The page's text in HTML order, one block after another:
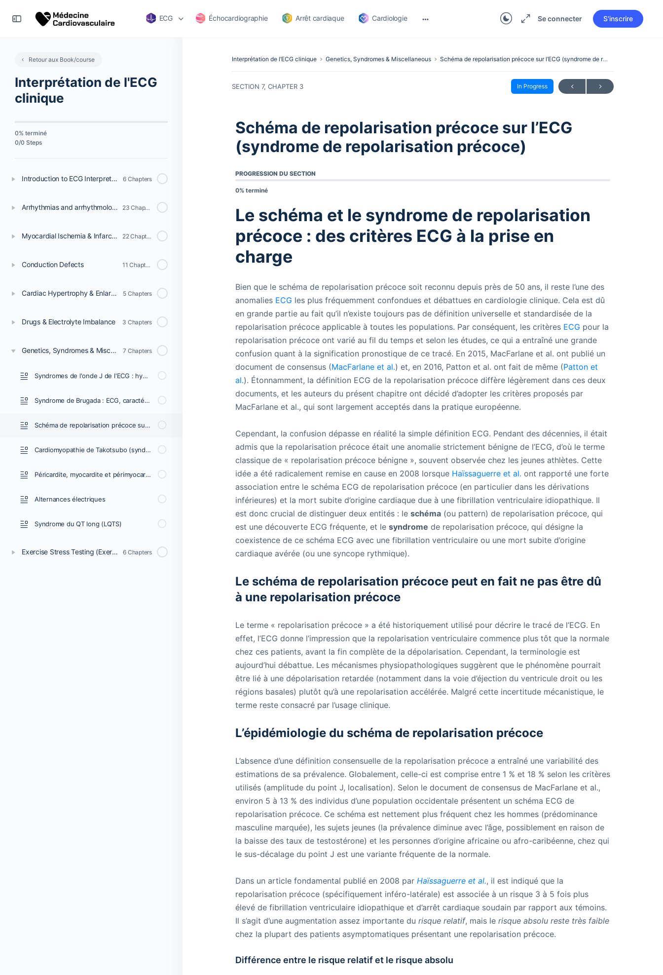
ECG Échocardiographie Arrêt cardiaque Cardiologie Se connecter S'inscrire
Retour aux Book/course
Interprétation de l'ECG
clinique
0% terminé
0/0 Steps
Introduction to ECG Interpretation 6 Chapters
Arrhythmias and arrhythmology 23 Chapters
Myocardial Ischemia & Infarction 22 Chapters
Conduction Defects 11 Chapters
Cardiac Hypertrophy & Enlargement 5 Chapters
Drugs & Electrolyte Imbalance 3 Chapters
Genetics, Syndromes & Miscellaneous 7 Chapters
Syndromes de l'onde J de l'ECG : hypothermie, repolarisation précoce, hypercalcémie et syndrome de Brugada
Syndrome de Brugada : ECG, caractéristiques cliniques et prise en charge
Schéma de repolarisation précoce sur l'ECG (syndrome de repolarisation précoce)
Cardiomyopathie de Takotsubo (syndrome du cœur brisé, cardiomyopathie induite par le stress)
Péricardite, myocardite et périmyocardite : ECG, critères et traitement
Alternances électriques
Syndrome du QT long (LQTS)
Exercise Stress Testing (Exercise ECG) 6 Chapters
Interprétation de l’ECG clinique Genetics, Syndromes & Miscellaneous Schéma de repolarisation précoce sur l’ECG (syndrome de repolarisation précoce)
SECTION 7, CHAPTER 3 In Progress
Schéma de repolarisation précoce sur l’ECG
(syndrome de repolarisation précoce)
PROGRESSION DU SECTION
0% terminé
Le schéma et le syndrome de repolarisation
précoce : des critères ECG à la prise en
charge
Bien que le schéma de repolarisation précoce soit reconnu depuis près de 50 ans, il reste l’une des
anomalies ECG les plus fréquemment confondues et débattues en cardiologie clinique. Cela est dû
en grande partie au fait qu’il n’existe toujours pas de définition universelle et standardisée de la
repolarisation précoce applicable à toutes les populations. Par conséquent, les critères ECG pour la
repolarisation précoce ont varié au fil du temps et selon les études, ce qui a entraîné une grande
confusion quant à la signification pronostique de ce tracé. En 2015, MacFarlane et al. ont publié un
document de consensus (MacFarlane et al.) et, en 2016, Patton et al. ont fait de même (Patton et
al.). Étonnamment, la définition ECG de la repolarisation précoce diffère légèrement dans ces deux
documents, et les auteurs du présent chapitre ont décidé d’adopter les critères proposés par
MacFarlane et al., qui sont largement acceptés dans la pratique européenne.
Cependant, la confusion dépasse en réalité la simple définition ECG. Pendant des décennies, il était
admis que la repolarisation précoce était une anomalie strictement bénigne de l’ECG, d’où le terme
classique de « repolarisation précoce bénigne », souvent observée chez les jeunes athlètes. Cette
idée a été radicalement remise en cause en 2008 lorsque Haïssaguerre et al. ont rapporté une forte
association entre le schéma ECG de repolarisation précoce (en particulier dans les dérivations
inférieures) et la mort subite d’origine cardiaque due à une fibrillation ventriculaire idiopathique. Il
est donc crucial de distinguer deux entités : le schéma (ou pattern) de repolarisation précoce, qui
est une découverte ECG fréquente, et le syndrome de repolarisation précoce, qui désigne la
coexistence de ce schéma ECG avec une fibrillation ventriculaire ou une mort subite d’origine
cardiaque avérée (ou une syncope rythmique).
Le schéma de repolarisation précoce peut en fait ne pas être dû
à une repolarisation précoce
Le terme « repolarisation précoce » a été historiquement utilisé pour décrire le tracé de l’ECG. En
effet, l’ECG donne l’impression que la repolarisation ventriculaire commence plus tôt que la normale
chez ces patients, avant la fin complète de la dépolarisation. Cependant, la terminologie est
aujourd’hui débattue. Les mécanismes physiopathologiques suggèrent que le phénomène pourrait
être lié à une dépolarisation retardée (notamment dans la voie d’éjection du ventricule droit ou les
régions basales) plutôt qu’à une repolarisation accélérée. Malgré cette incertitude mécanistique, le
terme reste consacré par l’usage clinique.
L’épidémiologie du schéma de repolarisation précoce
L’absence d’une définition consensuelle de la repolarisation précoce a entraîné une variabilité des
estimations de sa prévalence. Globalement, celle-ci est comprise entre 1 % et 18 % selon les critères
utilisés (amplitude du point J, localisation). Selon le document de consensus de MacFarlane et al.,
environ 5 à 13 % des individus d’une population occidentale présentent un schéma ECG de
repolarisation précoce. Ce schéma est nettement plus fréquent chez les hommes (prédominance
masculine marquée), les sujets jeunes (la prévalence diminue avec l’âge, possiblement en raison de
la baisse des taux de testostérone) et les personnes d’origine africaine ou afro-caribéenne, chez qui
le sus-décalage du point J est une variante fréquente de la normale.
Dans un article fondamental publié en 2008 par Haïssaguerre et al., il est indiqué que la
repolarisation précoce (spécifiquement inféro-latérale) est associée à un risque 3 à 5 fois plus
élevé de fibrillation ventriculaire idiopathique et d’arrêt cardiaque soudain par rapport aux témoins.
Il s’agit d’une augmentation assez importante du risque relatif, mais le risque absolu reste très faible
chez la plupart des patients asymptomatiques présentant une repolarisation précoce.
Différence entre le risque relatif et le risque absolu